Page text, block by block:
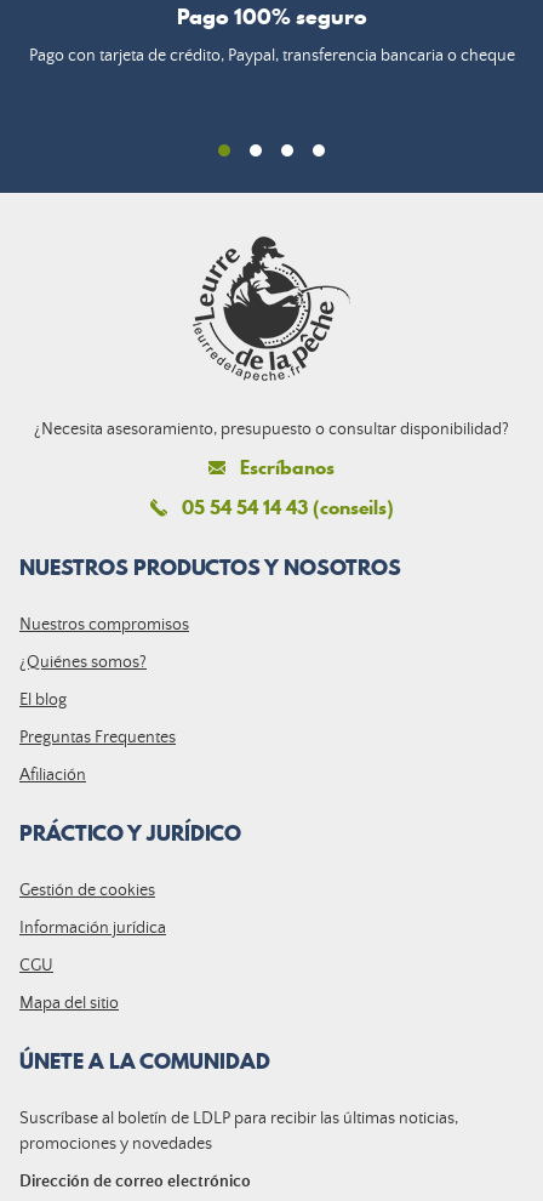
Pago 100% seguro
Pago con tarjeta de crédito, Paypal, transferencia bancaria o cheque
¿Necesita asesoramiento, presupuesto o consultar disponibilidad?
Escríbanos
05 54 54 14 43 (conseils)
NUESTROS PRODUCTOS Y NOSOTROS
Nuestros compromisos
¿Quiénes somos?
El blog
Preguntas Frequentes
Afiliación
PRÁCTICO Y JURÍDICO
Gestión de cookies
Información jurídica
CGU
Mapa del sitio
ÚNETE A LA COMUNIDAD
Suscríbase al boletín de LDLP para recibir las últimas noticias,
promociones y novedades
Dirección de correo electrónico